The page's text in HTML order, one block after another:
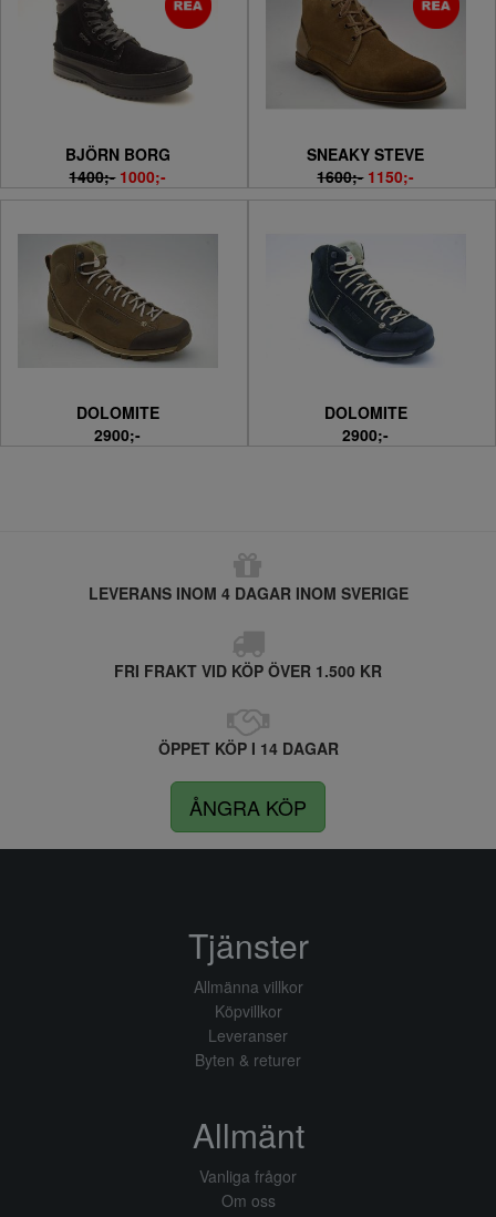
BJÖRN BORG
1400;- 1000;-
SNEAKY STEVE
1600;- 1150;-
DOLOMITE
2900;-
DOLOMITE
2900;-
LEVERANS INOM 4 DAGAR INOM SVERIGE
FRI FRAKT VID KÖP ÖVER 1.500 KR
ÖPPET KÖP I 14 DAGAR
ÅNGRA KÖP
Tjänster
Allmänna villkor
Köpvillkor
Leveranser
Byten & returer
Allmänt
Vanliga frågor
Om oss